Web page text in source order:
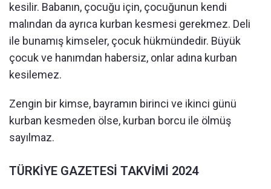
kesilir. Babanın, çocuğu için, çocuğunun kendi
malından da ayrıca kurban kesmesi gerekmez. Deli
ile bunamış kimseler, çocuk hükmündedir. Büyük
çocuk ve hanımdan habersiz, onlar adına kurban
kesilemez.
Zengin bir kimse, bayramın birinci ve ikinci günü
kurban kesmeden ölse, kurban borcu ile ölmüş
sayılmaz.
TÜRKİYE GAZETESİ TAKVİMİ 2024